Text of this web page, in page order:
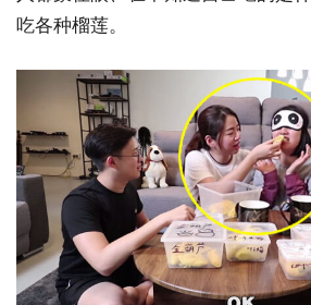
吃各种榴莲。